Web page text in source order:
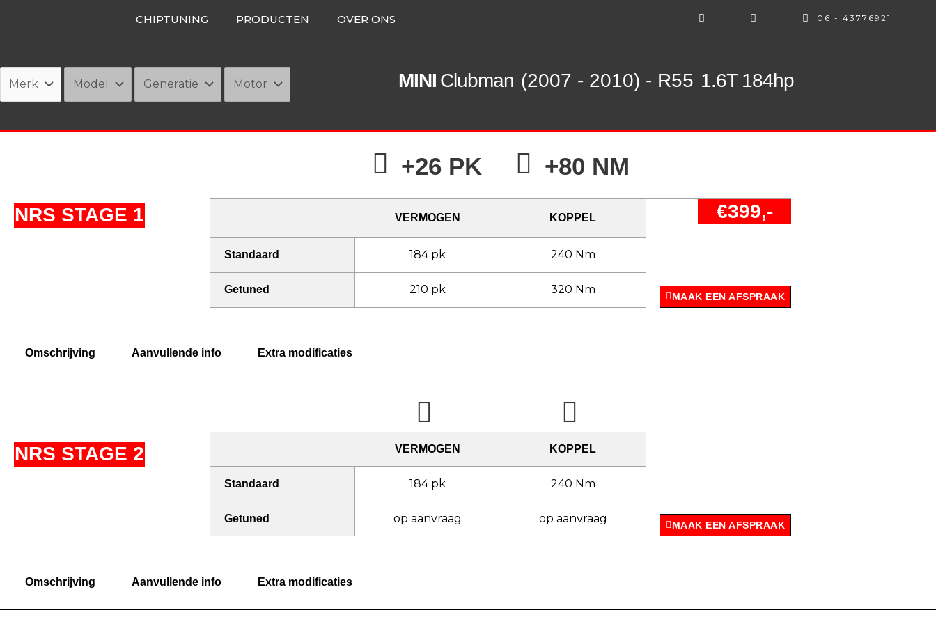
CHIPTUNING PRODUCTEN OVER ONS 06 - 43776921
MINI Clubman (2007 - 2010) - R55 1.6T 184hp
NRS STAGE 1
+26 PK +80 NM
VERMOGEN KOPPEL €399,-
Standaard 184 pk 240 Nm
Getuned 210 pk 320 Nm
MAAK EEN AFSPRAAK
Omschrijving Aanvullende info Extra modificaties
NRS STAGE 2 VERMOGEN KOPPEL
Standaard 184 pk 240 Nm
Getuned op aanvraag op aanvraag
MAAK EEN AFSPRAAK
Omschrijving Aanvullende info Extra modificaties